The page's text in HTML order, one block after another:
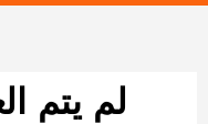
لم يتم